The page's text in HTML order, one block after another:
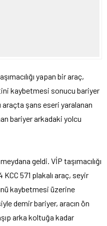
yapan bir araç,
kaybetmesi sonucu bariyer
araçta şans eseri yaralanan
bariyer arkadaki yolcu
geldi. VİP taşımacılığı
KCC 571 plakalı araç, seyir
kaybetmesi üzerine
demir bariyer, aracın ön
arka koltuğa kadar